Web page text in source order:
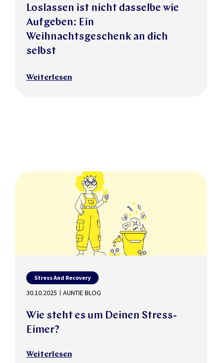
Loslassen ist nicht dasselbe wie
Aufgeben: Ein
Weihnachtsgeschenk an dich
selbst
Weiterlesen
Stress And Recovery
30.10.2025 AUNTIE BLOG
Wie steht es um Deinen Stress-
Eimer?
Weiterlesen